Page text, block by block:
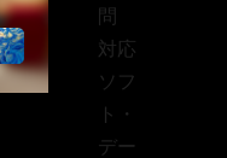
問
対応
ソフ
ト・
デー